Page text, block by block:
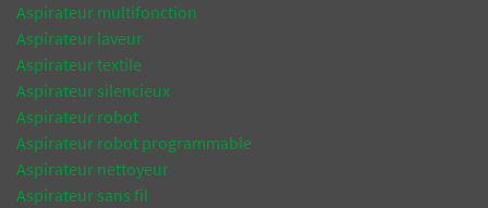
Aspirateur multifonction
Aspirateur laveur
Aspirateur textile
Aspirateur silencieux
Aspirateur robot
Aspirateur robot programmable
Aspirateur nettoyeur
Aspirateur sans fil